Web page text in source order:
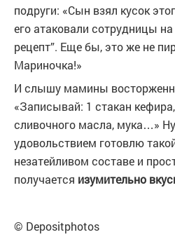
подруги: «Сын взял кусок
его атаковали сотрудницы
рецепт”. Еще бы, это же не
Мариночка!»
И слышу мамины
«Записывай: 1 стакан
сливочного масла, мука…»
удовольствием готовлю
незатейливом составе и
получается изумительно
© Depositphotos